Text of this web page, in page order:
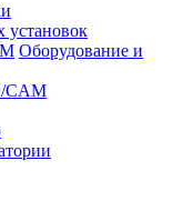
Оборудование и
CAM